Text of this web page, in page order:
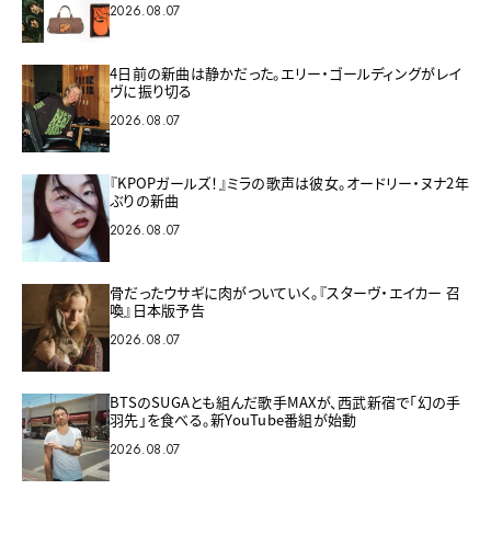
2026.08.07
4日前の新曲は静かだった。エリー・ゴールディングがレイ
ヴに振り切る
2026.08.07
『KPOPガールズ！』ミラの歌声は彼女。オードリー・ヌナ2年
ぶりの新曲
2026.08.07
骨だったウサギに肉がついていく。『スターヴ・エイカー 召
喚』日本版予告
2026.08.07
BTSのSUGAとも組んだ歌手MAXが、西武新宿で「幻の手
羽先」を食べる。新YouTube番組が始動
2026.08.07